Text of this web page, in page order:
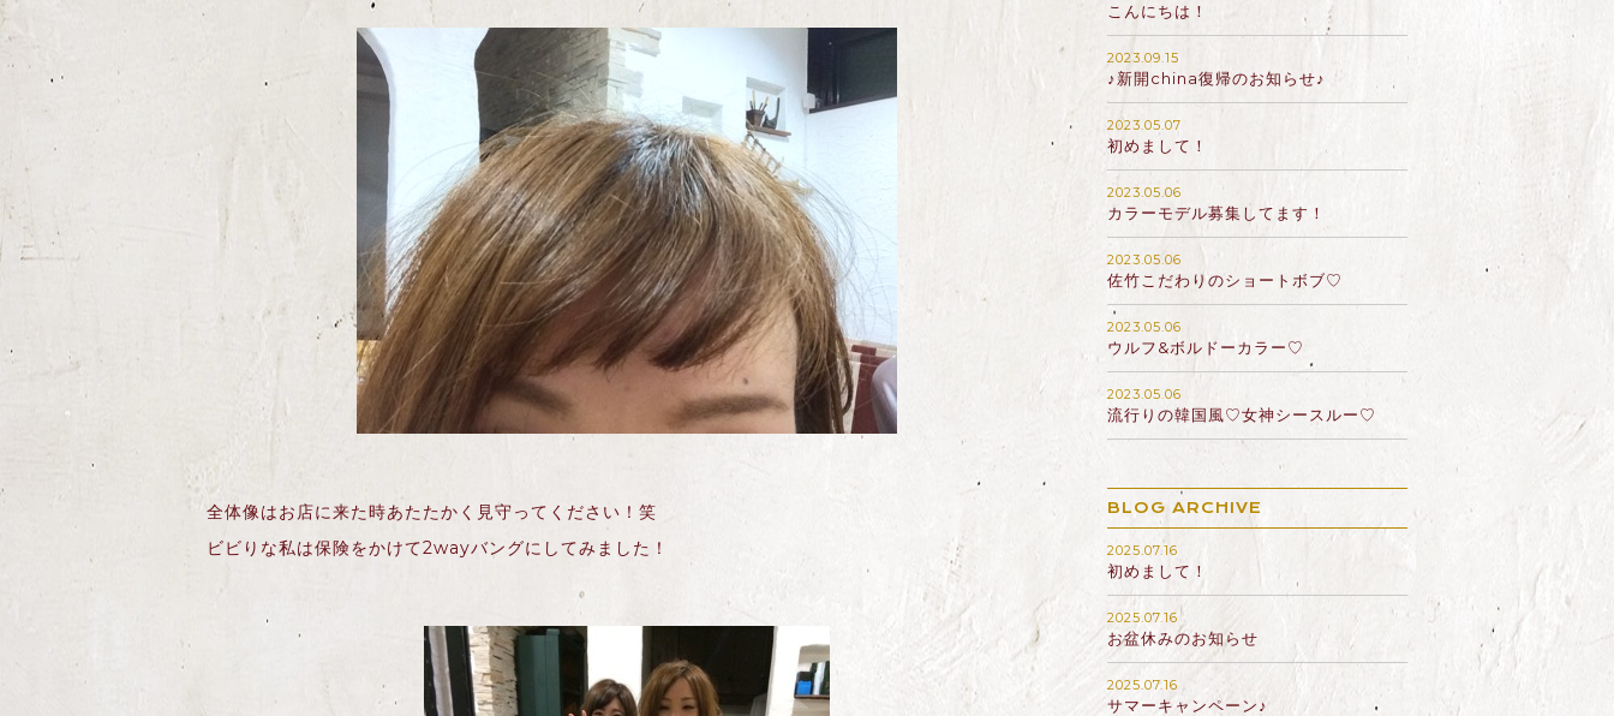
全体像はお店に来た時あたたかく見守ってください！笑
ビビりな私は保険をかけて2wayバングにしてみました！
こんにちは！
2023.09.15
♪新開china復帰のお知らせ♪
2023.05.07
初めまして！
2023.05.06
カラーモデル募集してます！
2023.05.06
佐竹こだわりのショートボブ♡
2023.05.06
ウルフ&ボルドーカラー♡
2023.05.06
流行りの韓国風♡女神シースルー♡
BLOG ARCHIVE
2025.07.16
初めまして！
2025.07.16
お盆休みのお知らせ
2025.07.16
サマーキャンペーン♪